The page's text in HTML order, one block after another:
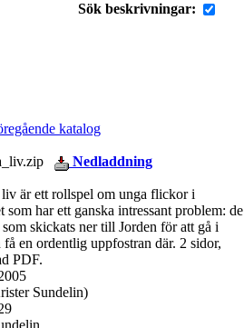
Sök beskrivningar:
katalog
Nedladdning
är ett rollspel om unga flickor i
som har ett ganska intressant problem: de
som skickats ner till Jorden för att gå i
få en ordentlig uppfostran där. 2 sidor,
PDF.
Sundelin)